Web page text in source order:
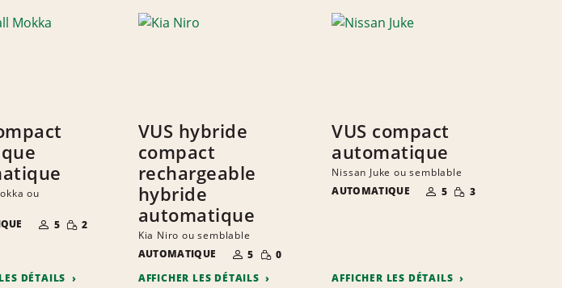
ou
NOMBRE DE
PERSONNES
5 QUANTITÉ
RÉDUITE
2
DÉTAILS
VUS hybride
compact
rechargeable
hybride
automatique
Kia Niro ou semblable
AUTOMATIQUE
NOMBRE DE
PERSONNES
5 QUANTITÉ
RÉDUITE
0
AFFICHER LES DÉTAILS
VUS compact
automatique
Nissan Juke ou semblable
AUTOMATIQUE
NOMBRE DE
PERSONNES
5 QUANTITÉ
RÉDUITE
3
AFFICHER LES DÉTAILS